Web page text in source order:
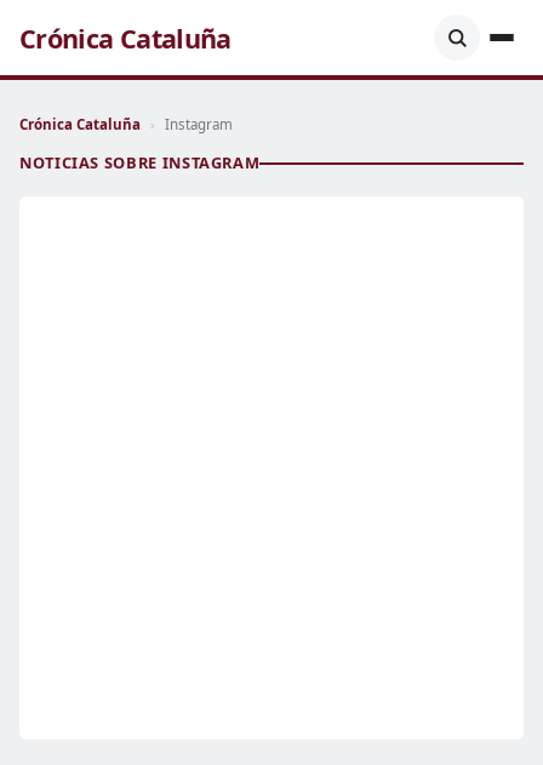
Crónica Cataluña
Crónica Cataluña › Instagram
NOTICIAS SOBRE INSTAGRAM